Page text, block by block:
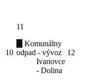
10
11
Komunálny
odpad - vývoz
Ivanovce
- Dolina
12